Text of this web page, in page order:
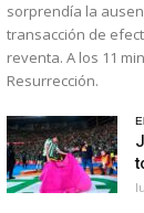
sorprendía la
transacción de
reventa. A los 11
Resurrección.